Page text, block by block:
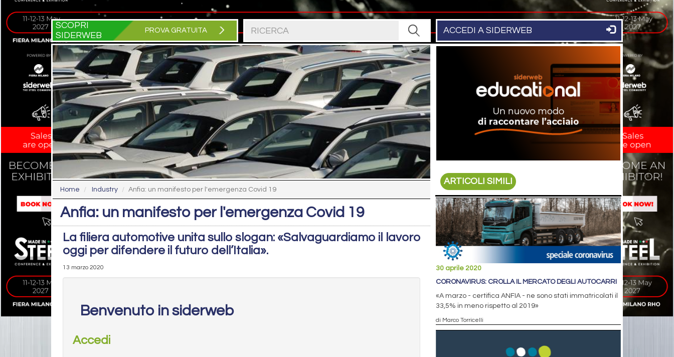
SCOPRI
SIDERWEB
PROVA GRATUITA ACCEDI A SIDERWEB
Home Industry Anfia: un manifesto per l'emergenza Covid 19
Anfia: un manifesto per l'emergenza Covid 19
La filiera automotive unita sullo slogan: «Salvaguardiamo il lavoro
oggi per difendere il futuro dell’Italia».
13 marzo 2020
Benvenuto in siderweb
Accedi
ARTICOLI SIMILI
30 aprile 2020
CORONAVIRUS: CROLLA IL MERCATO DEGLI AUTOCARRI
«A marzo - certifica ANFIA - ne sono stati immatricolati il
33,5% in meno rispetto al 2019»
di Marco Torricelli